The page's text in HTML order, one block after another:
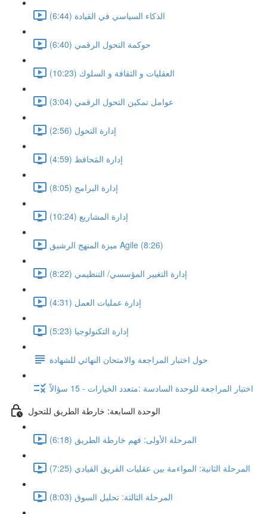
الذكاء السياسي في القيادة (6:44)
حوكمة التحول الرقمي (6:40)
العقليات و الثقافة و السلوك (10:23)
عوامل تمكين التحول الرقمي (3:04)
إدارة التحول (2:56)
إدارة المَحافظ (4:59)
إدارة البرامج (8:05)
إدارة المشاريع (10:24)
ميزة المنهج الرشيق Agile (8:26)
إدارة التغيير المؤسسي/ التنظيمي (8:22)
إدارة عمليات العمل (4:31)
إدارة التكنولوجيا (5:23)
حول اختبار المراجعة والامتحان النهائي للشهادة
اختبار المراجعة للوحدة السادسة :متعدد الخيارات - 15 سؤالاً
الوحدة السابعة: خارطة الطريق للتحول
المرحلة الأولى: فهم خارطة الطريق (6:18)
المرحلة الثانية: المواءمة بين عقليات الفريق القيادي (7:25)
المرحلة الثالثة: تحليل السوق (8:03)